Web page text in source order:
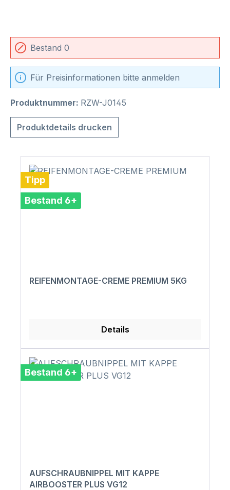
Bestand 0
Für Preisinformationen bitte anmelden
Produktnummer: RZW-J0145
Produktdetails drucken
Tipp
Bestand 6+
REIFENMONTAGE-CREME PREMIUM 5KG
Details
Bestand 6+
AUFSCHRAUBNIPPEL MIT KAPPE
AIRBOOSTER PLUS VG12